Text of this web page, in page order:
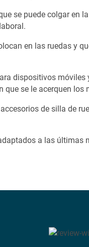
se puede colgar en
en las ruedas y
dispositivos móviles
que se le acerquen
de silla de
a las